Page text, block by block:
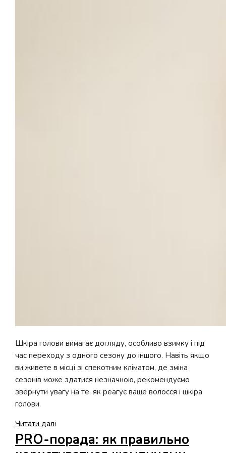
Шкіра голови вимагає догляду, особливо взимку і під
час переходу з одного сезону до іншого. Навіть якщо
ви живете в місці зі спекотним кліматом, де зміна
сезонів може здатися незначною, рекомендуємо
звернути увагу на те, як реагує ваше волосся і шкіра
голови.
Читати далі
порад
щодо
PRO-порада: як правильно